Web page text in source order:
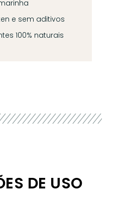
e sem aditivos
100% naturais
DE USO